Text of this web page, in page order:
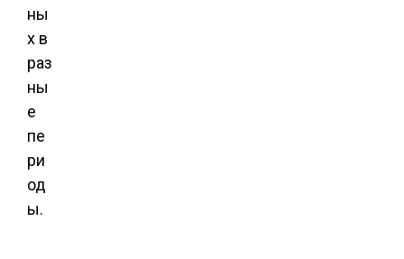
ны
х в
раз
ны
е
пе
ри
од
ы.